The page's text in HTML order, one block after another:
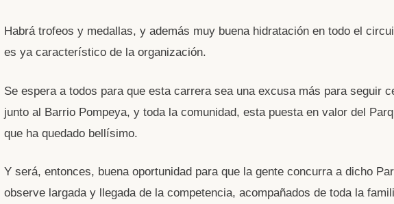
Habrá trofeos y medallas, y además muy buena hidratación en todo el
es ya característico de la organización.
Se espera a todos para que esta carrera sea una excusa más para seguir
junto al Barrio Pompeya, y toda la comunidad, esta puesta en valor del
que ha quedado bellísimo.
Y será, entonces, buena oportunidad para que la gente concurra a dicho
observe largada y llegada de la competencia, acompañados de toda la